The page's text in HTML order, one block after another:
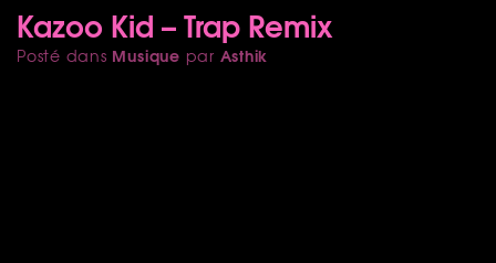
Kazoo Kid – Trap Remix
Posté dans Musique par Asthik